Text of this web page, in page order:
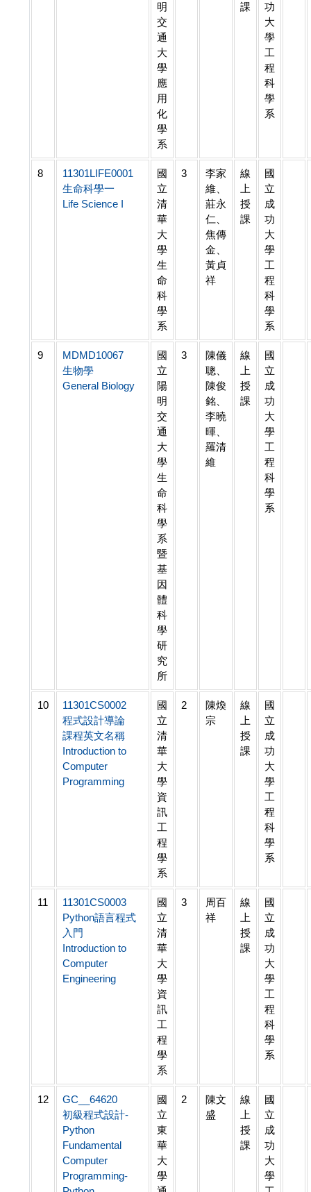
明
交
通
大
學
應
用
化
學
系
課
功
大
學
工
程
科
學
系
8
11301LIFE0001
生命科學一
Life Science I
國
立
清
華
大
學
生
命
科
學
系
3
李家
維、
莊永
仁、
焦傳
金、
黃貞
祥
線
上
授
課
國
立
成
功
大
學
工
程
科
學
系
9
MDMD10067
生物學
General Biology
國
立
陽
明
交
通
大
學
生
命
科
學
系
暨
基
因
體
科
學
研
究
所
3
陳儀
聰、
陳俊
銘、
李曉
暉、
羅清
維
線
上
授
課
國
立
成
功
大
學
工
程
科
學
系
10
11301CS0002
程式設計導論
課程英文名稱
Introduction to
Computer
Programming
國
立
清
華
大
學
資
訊
工
程
學
系
2
陳煥
宗
線
上
授
課
國
立
成
功
大
學
工
程
科
學
系
11
11301CS0003
Python語言程式
入門
Introduction to
Computer
Engineering
國
立
清
華
大
學
資
訊
工
程
學
系
3
周百
祥
線
上
授
課
國
立
成
功
大
學
工
程
科
學
系
12
GC__64620
初級程式設計-
Python
Fundamental
Computer
Programming-
國
立
東
華
大
學
2
陳文
盛
線
上
授
課
國
立
成
功
大
學